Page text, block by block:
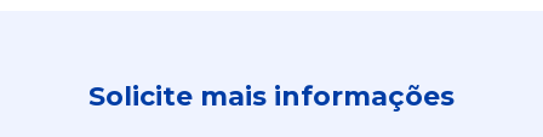
Solicite mais informações